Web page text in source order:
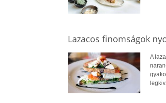
Lazacos finomságok
A